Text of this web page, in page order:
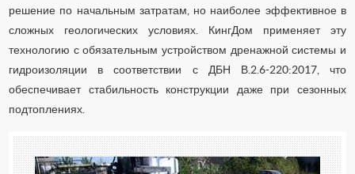
решение по начальным затратам, но наиболее эффективное в
сложных геологических условиях. КингДом применяет эту
технологию с обязательным устройством дренажной системы и
гидроизоляции в соответствии с ДБН В.2.6-220:2017, что
обеспечивает стабильность конструкции даже при сезонных
подтоплениях.